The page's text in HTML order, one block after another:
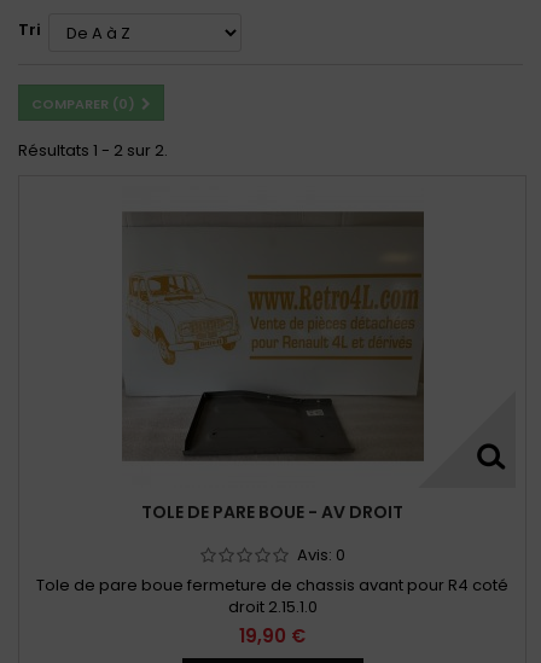
Tri
COMPARER (0)
Résultats 1 - 2 sur 2.
TOLE DE PARE BOUE - AV DROIT
Avis: 0
Tole de pare boue fermeture de chassis avant pour R4 coté
droit 2.15.1.0
19,90 €